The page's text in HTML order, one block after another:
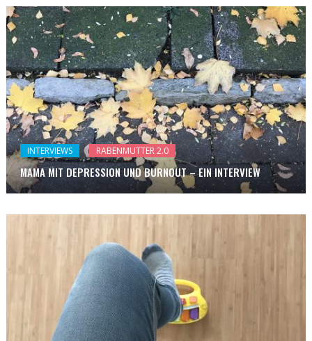
INTERVIEWS RABENMUTTER 2.0
MAMA MIT DEPRESSION UND BURNOUT – EIN INTERVIEW